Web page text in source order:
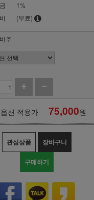
1%
(무료)
추
옵션 적용가 75,000원
관심상품 장바구니
구매하기